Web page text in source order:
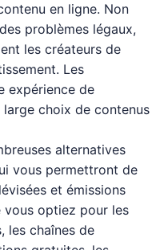
en ligne. Non
problèmes légaux,
les créateurs de
Les
expérience de
choix de contenus
alternatives
vous permettront de
et émissions
vous optiez pour les
les chaînes de